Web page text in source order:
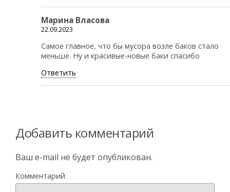
Марина Власова
22.09.2023
Самое главное, что бы мусора возле баков стало
меньше. Ну и красивые-новые баки спасибо
Ответить
Добавить комментарий
Ваш e-mail не будет опубликован.
Комментарий